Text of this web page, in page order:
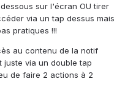
sur l'écran OU tirer
via un tap dessus mais
pratiques !!!
au contenu de la notif
via un double tap
de faire 2 actions à 2